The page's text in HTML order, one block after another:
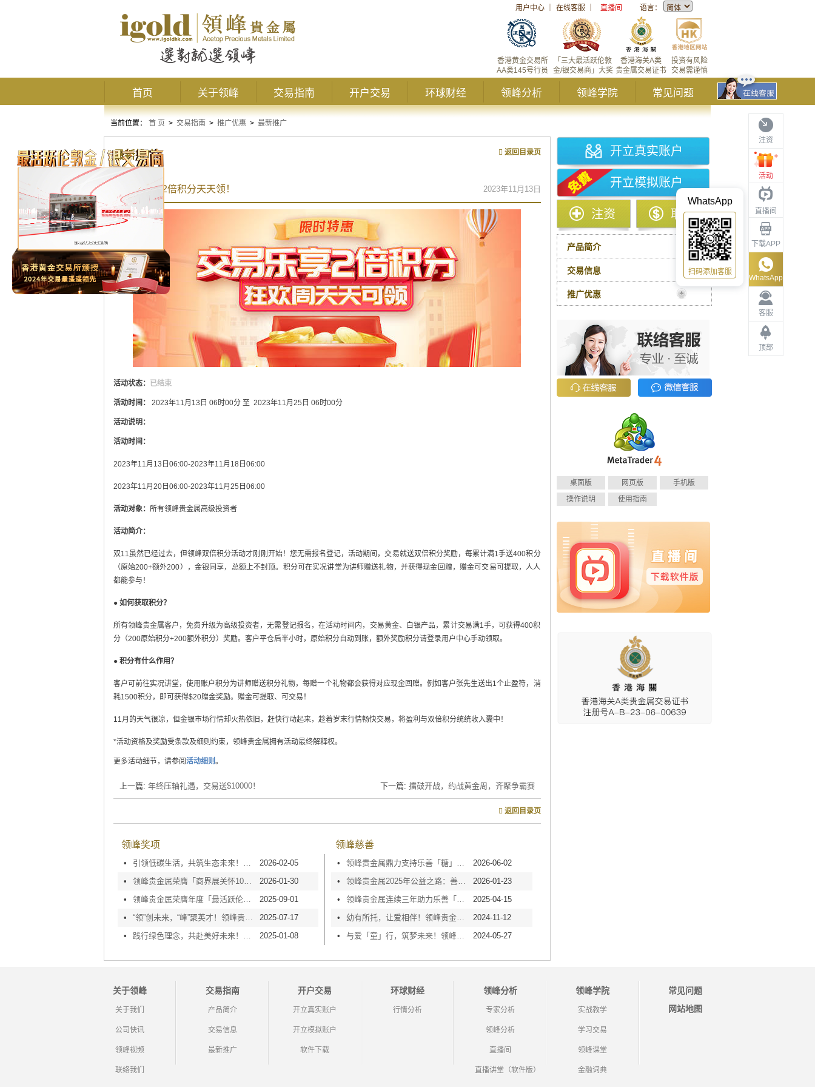
用户中心 在线客服 直播间 语言：
投资有风险
交易需谨慎
香港海关A类
贵金属交易证书
「三大最活跃伦敦
金/银交易商」大奖
香港黄金交易所
AA类145号行员
首页 关于领峰 交易指南 开户交易 环球财经 领峰分析 领峰学院 常见问题
注资
活动
直播间
下载APP
客服
顶部
WhatsApp
WhatsApp
扫码添加客服
当前位置： 首 页 > 交易指南 > 推广优惠 > 最新推广
最新推广 返回目录页
乐享交易，2倍积分天天领！ 2023年11月13日
活动状态： 已结束
活动时间： 2023年11月13日 06时00分 至 2023年11月25日 06时00分
活动说明：
活动时间：
2023年11月13日06:00-2023年11月18日06:00
2023年11月20日06:00-2023年11月25日06:00
活动对象： 所有领峰贵金属高级投资者
活动简介：
双11虽然已经过去，但领峰双倍积分活动才刚刚开始！您无需报名登记，活动期间，交易就送双倍积分奖励，每累计满1手送400积分
（原始200+额外200），金银同享，总额上不封顶。积分可在实况讲堂为讲师赠送礼物，并获得现金回赠，赠金可交易可提取，人人
都能参与！
● 如何获取积分？
所有领峰贵金属客户，免费升级为高级投资者，无需登记报名，在活动时间内，交易黄金、白银产品，累计交易满1手，可获得400积
分（200原始积分+200额外积分）奖励。客户平仓后半小时，原始积分自动到账，额外奖励积分请登录用户中心手动领取。
● 积分有什么作用？
客户可前往实况讲堂，使用账户积分为讲师赠送积分礼物，每赠一个礼物都会获得对应现金回赠。例如客户张先生送出1个止盈符，消
耗1500积分，即可获得$20赠金奖励。赠金可提取、可交易！
11月的天气很凉，但金银市场行情却火热依旧，赶快行动起来，趁着岁末行情畅快交易，将盈利与双倍积分统统收入囊中！
*活动资格及奖励受条款及细则约束，领峰贵金属拥有活动最终解释权。
更多活动细节，请参阅活动细则。
上一篇: 年终压轴礼遇，交易送$10000！ 下一篇: 擂鼓开战，约战黄金周，齐聚争霸赛
返回目录页
领峰奖项
•
2026-02-05
•
领峰贵金属荣膺「商界展关怀10+」认证，坚守企业责任方能致远
2026-01-30
•
领峰贵金属荣膺年度「最活跃伦敦金/银交易商」，同贺金银业贸易场115周年庆
2025-09-01
•
“领”创未来，“峰”聚英才！领峰贵金属第10年荣膺「人才企业」嘉许
2025-07-17
•
2025-01-08
领峰慈善
•
2026-06-02
•
2026-01-23
•
2025-04-15
•
2024-11-12
•
2024-05-27
开立真实账户
开立模拟账户
注资 取款
产品简介
交易信息
推广优惠
桌面版 网页版
手机版
操作说明
使用指南
关于领峰
关于我们
公司快讯
领峰视频
联络我们
交易指南
产品简介
交易信息
最新推广
开户交易
开立真实账户
开立模拟账户
软件下载
环球财经
行情分析
领峰分析
专家分析
领峰分析
直播间
直播讲堂（软件版）
领峰学院
实战教学
学习交易
领峰课堂
金融词典
常见问题
网站地图